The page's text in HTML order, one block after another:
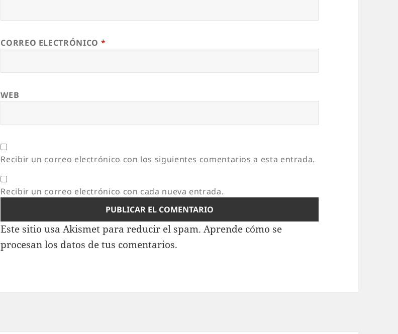
CORREO ELECTRÓNICO *
WEB
Recibir un correo electrónico con los siguientes comentarios a esta entrada.
Recibir un correo electrónico con cada nueva entrada.
Este sitio usa Akismet para reducir el spam.Aprende cómo se
procesan los datos de tus comentarios.